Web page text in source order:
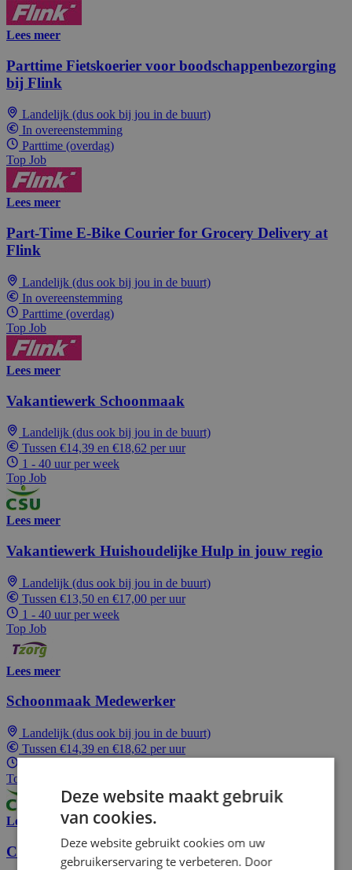
Lees meer
Parttime Fietskoerier voor boodschappenbezorging
bij Flink
Landelijk (dus ook bij jou in de buurt)
In overeenstemming
Parttime (overdag)
Top Job
Lees meer
Part-Time E-Bike Courier for Grocery Delivery at
Flink
Landelijk (dus ook bij jou in de buurt)
In overeenstemming
Parttime (overdag)
Top Job
Lees meer
Vakantiewerk Schoonmaak
Landelijk (dus ook bij jou in de buurt)
Tussen €14,39 en €18,62 per uur
1 - 40 uur per week
Top Job
Lees meer
Vakantiewerk Huishoudelijke Hulp in jouw regio
Landelijk (dus ook bij jou in de buurt)
Tussen €13,50 en €17,00 per uur
1 - 40 uur per week
Top Job
Lees meer
Schoonmaak Medewerker
Landelijk (dus ook bij jou in de buurt)
Tussen €14,39 en €18,62 per uur
Top Job
Lees meer
Callcenter medewerker bij Butternut Box
Deze website maakt gebruik
van cookies.
Deze website gebruikt cookies om uw
gebruikerservaring te verbeteren. Door